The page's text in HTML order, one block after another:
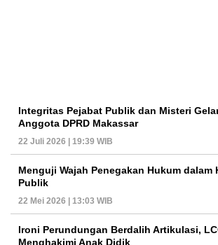
Integritas Pejabat Publik dan Misteri
Anggota DPRD Makassar
22 Juli 2026 | 19:39 WIB
Menguji Wajah Penegakan Hukum dalam
Publik
22 Mei 2026 | 13:03 WIB
Ironi Perundungan Berdalih Artikulasi,
Menghakimi Anak Didik